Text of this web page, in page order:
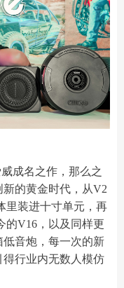
成名之作，那么之
的黄金时代，从V2
里装进十寸单元，再
的V16，以及同样更
低音炮，每一次的新
行业内无数人模仿